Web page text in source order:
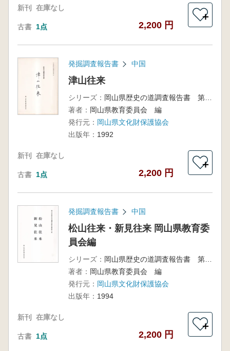
新刊 在庫なし
古書 1点 2,200 円
＋
発掘調査報告書 中国
津山往来
シリーズ：
岡山県歴史の道調査報告書 第2集
著者： 岡山県教育委員会 編
発行元： 岡山県文化財保護協会
出版年： 1992
新刊 在庫なし
古書 1点 2,200 円
＋
発掘調査報告書 中国
松山往来・新見往来 岡山県教育委
員会編
シリーズ：
岡山県歴史の道調査報告書 第9集
著者： 岡山県教育委員会 編
発行元： 岡山県文化財保護協会
出版年： 1994
新刊 在庫なし
古書 1点 2,200 円
＋